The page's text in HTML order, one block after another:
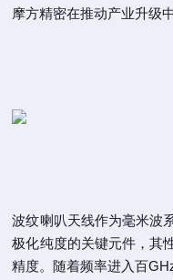
摩方精密在推动产业升级
波纹喇叭天线作为毫米波
极化纯度的关键元件，其
精度。随着频率进入百